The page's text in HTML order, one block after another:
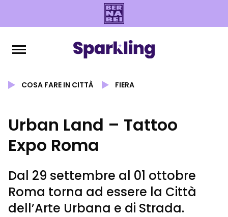
COSA FARE IN CITTÀ FIERA
Urban Land – Tattoo
Expo Roma
Dal 29 settembre al 01 ottobre
Roma torna ad essere la Città
dell’Arte Urbana e di Strada.